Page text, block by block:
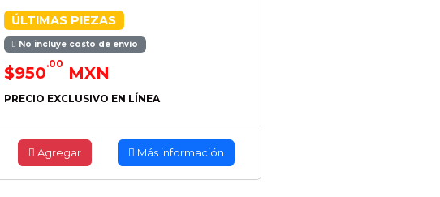
ÚLTIMAS PIEZAS
No incluye costo de envío
$950.00 MXN
PRECIO EXCLUSIVO EN LÍNEA
Agregar Más información